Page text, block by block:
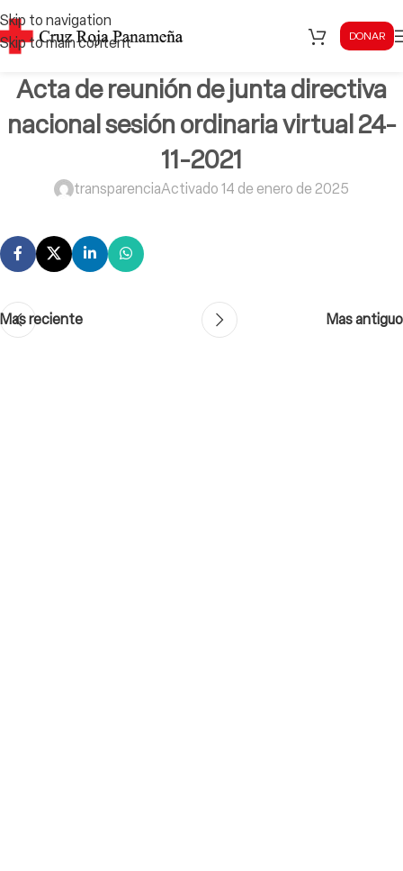
Skip to navigation
Skip to main content
DONAR
Acta de reunión de junta directiva
nacional sesión ordinaria virtual 24-
11-2021
transparenciaActivado 14 de enero de 2025
Mas reciente Mas antiguo